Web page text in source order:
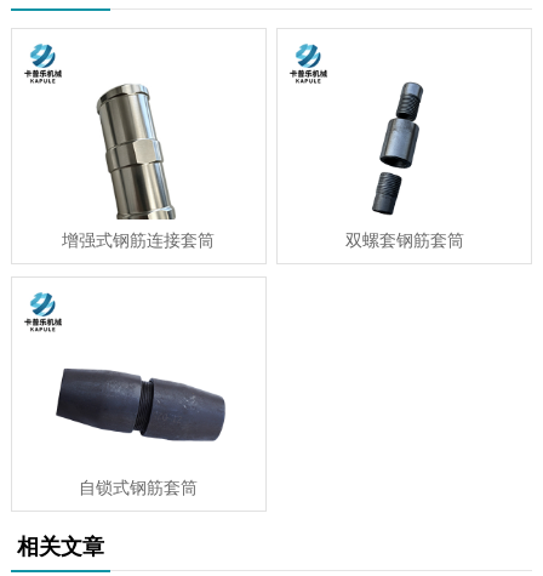
增强式钢筋连接套筒 双螺套钢筋套筒
自锁式钢筋套筒
相关文章